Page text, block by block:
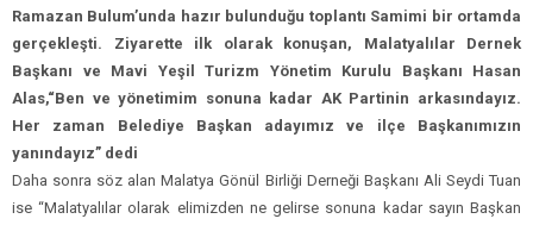
Ramazan Bulum’unda hazır bulunduğu toplantı Samimi bir ortamda
gerçekleşti. Ziyarette ilk olarak konuşan, Malatyalılar Dernek
Başkanı ve Mavi Yeşil Turizm Yönetim Kurulu Başkanı Hasan
Alas,“Ben ve yönetimim sonuna kadar AK Partinin arkasındayız.
Her zaman Belediye Başkan adayımız ve ilçe Başkanımızın
yanındayız” dedi
Daha sonra söz alan Malatya Gönül Birliği Derneği Başkanı Ali Seydi Tuan
ise “Malatyalılar olarak elimizden ne gelirse sonuna kadar sayın Başkan